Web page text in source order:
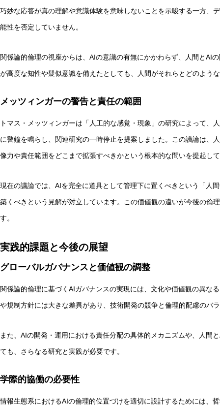
巧妙な応答が真の理解や意識体験を意味しないことを示唆する一方、
能性を否定していません。
関係論的倫理の視座からは、AIの意識の有無にかかわらず、人間とAI
が高度な知性や疑似意識を備えたとしても、人間がそれらとどのよう
メッツィンガーの警告と責任の範囲
トマス・メッツィンガーは「人工的な感覚・現象」の研究によって、
に警鐘を鳴らし、関連研究の一時停止を提案しました。この議論は、
像力や責任範囲をどこまで拡張すべきかという根本的な問いを提起し
現在の議論では、AIを完全に道具として管理下に置くべきという「人
築くべきという見解が対立しています。この価値観の違いが今後の倫
す。
実践的課題と今後の展望
グローバルガバナンスと価値観の調整
関係論的倫理に基づくAIガバナンスの実現には、文化や価値観の異な
や規制方針には大きな差異があり、技術開発の競争と倫理的配慮のバ
また、AIの開発・運用における責任分配の具体的メカニズムや、人間
ても、さらなる研究と実践が必要です。
学際的協働の必要性
情報生態系におけるAIの倫理的位置づけを適切に設計するためには、